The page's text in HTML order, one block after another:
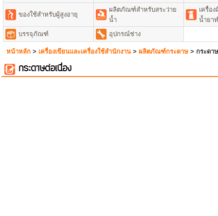
ของใช้สำหรับผู้สูงอายุ
ผลิตภัณฑ์สำหรับสระว่าย
น้ำ
เครื่อ
น้ำยา
บรรจุภัณฑ์
อุปกรณ์ช่าง
หน้าหลัก > เครื่องเขียนและเครื่องใช้สำนักงาน > ผลิตภัณฑ์กระดาษ > กระดา
กระดาษต่อเนื่อง